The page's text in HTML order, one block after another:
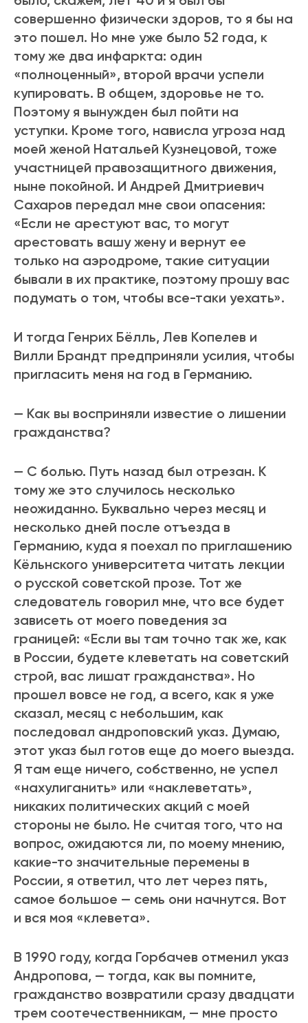
совершенно физически здоров, то я бы на
это пошел. Но мне уже было 52 года, к
тому же два инфаркта: один
«полноценный», второй врачи успели
купировать. В общем, здоровье не то.
Поэтому я вынужден был пойти на
уступки. Кроме того, нависла угроза над
моей женой Натальей Кузнецовой, тоже
участницей правозащитного движения,
ныне покойной. И Андрей Дмитриевич
Сахаров передал мне свои опасения:
«Если не арестуют вас, то могут
арестовать вашу жену и вернут ее
только на аэродроме, такие ситуации
бывали в их практике, поэтому прошу вас
подумать о том, чтобы все-таки уехать».
И тогда Генрих Бёлль, Лев Копелев и
Вилли Брандт предприняли усилия, чтобы
пригласить меня на год в Германию.
— Как вы восприняли известие о лишении
гражданства?
— С болью. Путь назад был отрезан. К
тому же это случилось несколько
неожиданно. Буквально через месяц и
несколько дней после отъезда в
Германию, куда я поехал по приглашению
Кёльнского университета читать лекции
о русской советской прозе. Тот же
следователь говорил мне, что все будет
зависеть от моего поведения за
границей: «Если вы там точно так же, как
в России, будете клеветать на советский
строй, вас лишат гражданства». Но
прошел вовсе не год, а всего, как я уже
сказал, месяц с небольшим, как
последовал андроповский указ. Думаю,
этот указ был готов еще до моего выезда.
Я там еще ничего, собственно, не успел
«нахулиганить» или «наклеветать»,
никаких политических акций с моей
стороны не было. Не считая того, что на
вопрос, ожидаются ли, по моему мнению,
какие-то значительные перемены в
России, я ответил, что лет через пять,
самое большое — семь они начнутся. Вот
и вся моя «клевета».
В 1990 году, когда Горбачев отменил указ
Андропова, — тогда, как вы помните,
гражданство возвратили сразу двадцати
трем соотечественникам, — мне просто